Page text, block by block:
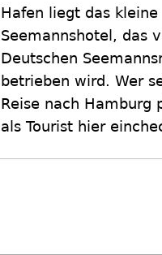
Hafen liegt das kleine
Seemannshotel, das
Deutschen
betrieben wird. Wer
Reise nach Hamburg
als Tourist hier